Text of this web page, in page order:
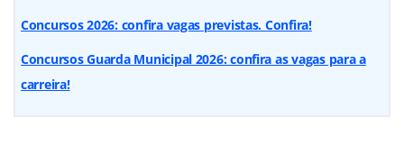
Concursos 2026: confira vagas previstas. Confira!
Concursos Guarda Municipal 2026: confira as vagas para a
carreira!